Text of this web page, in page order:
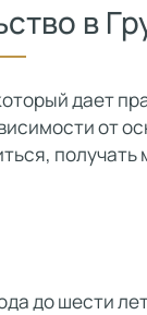
в
дает
от
до шести